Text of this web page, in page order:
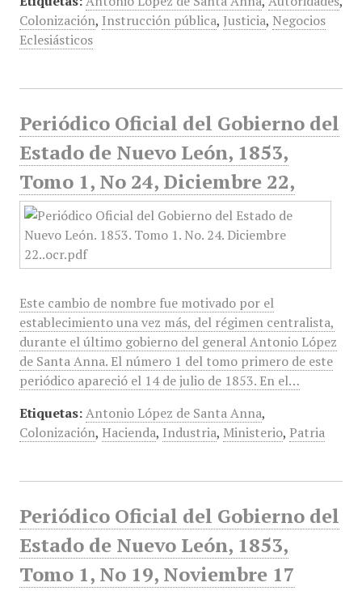
Colonización, Instrucción pública, Justicia, Negocios
Eclesiásticos
Periódico Oficial del Gobierno del
Estado de Nuevo León, 1853,
Tomo 1, No 24, Diciembre 22,
Este cambio de nombre fue motivado por el
establecimiento una vez más, del régimen centralista,
durante el último gobierno del general Antonio López
de Santa Anna. El número 1 del tomo primero de este
periódico apareció el 14 de julio de 1853. En el…
Etiquetas: Antonio López de Santa Anna,
Colonización, Hacienda, Industria, Ministerio, Patria
Periódico Oficial del Gobierno del
Estado de Nuevo León, 1853,
Tomo 1, No 19, Noviembre 17